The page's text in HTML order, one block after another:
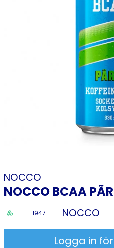
NOCCO
NOCCO BCAA
1947 NOCCO
Logga in